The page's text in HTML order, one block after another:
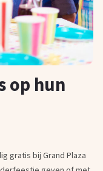
op hun
gratis bij Grand Plaza